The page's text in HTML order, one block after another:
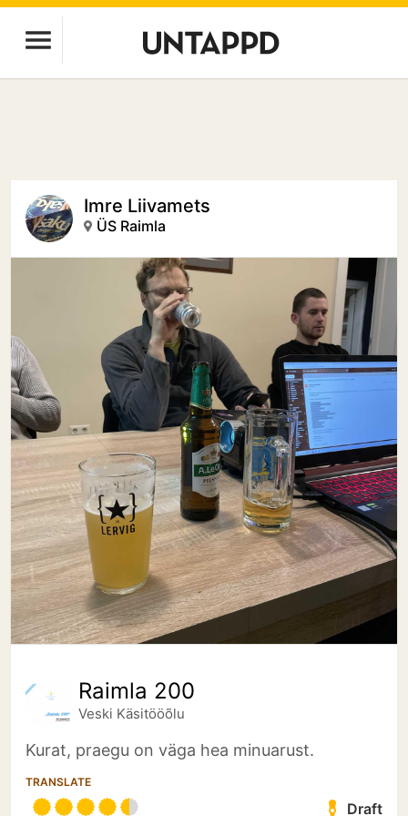
Imre Liivamets
ÜS Raimla
Raimla 200
Veski Käsitööõlu
Kurat, praegu on väga hea minuarust.
TRANSLATE
Draft